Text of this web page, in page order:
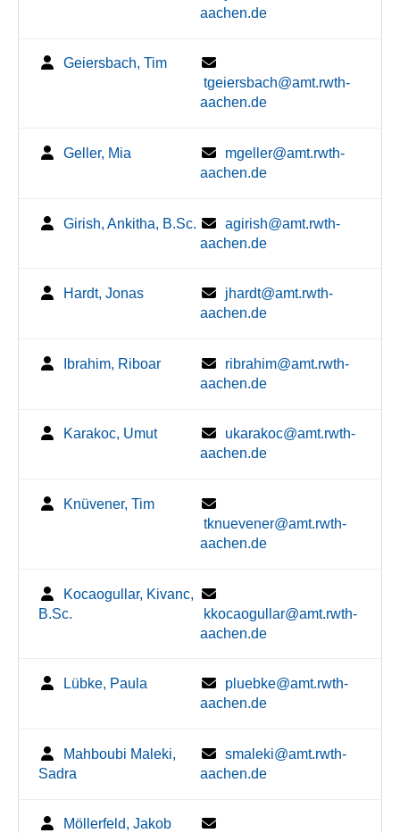
aachen.de
Geiersbach, Tim
tgeiersbach@amt.rwth-
aachen.de
Geller, Mia
mgeller@amt.rwth-
aachen.de
Girish, Ankitha, B.Sc.
agirish@amt.rwth-
aachen.de
Hardt, Jonas
jhardt@amt.rwth-
aachen.de
Ibrahim, Riboar
ribrahim@amt.rwth-
aachen.de
Karakoc, Umut
ukarakoc@amt.rwth-
aachen.de
Knüvener, Tim
tknuevener@amt.rwth-
aachen.de
Kocaogullar, Kivanc,
B.Sc.
kkocaogullar@amt.rwth-
aachen.de
Lübke, Paula
pluebke@amt.rwth-
aachen.de
Mahboubi Maleki,
Sadra
smaleki@amt.rwth-
aachen.de
Möllerfeld, Jakob